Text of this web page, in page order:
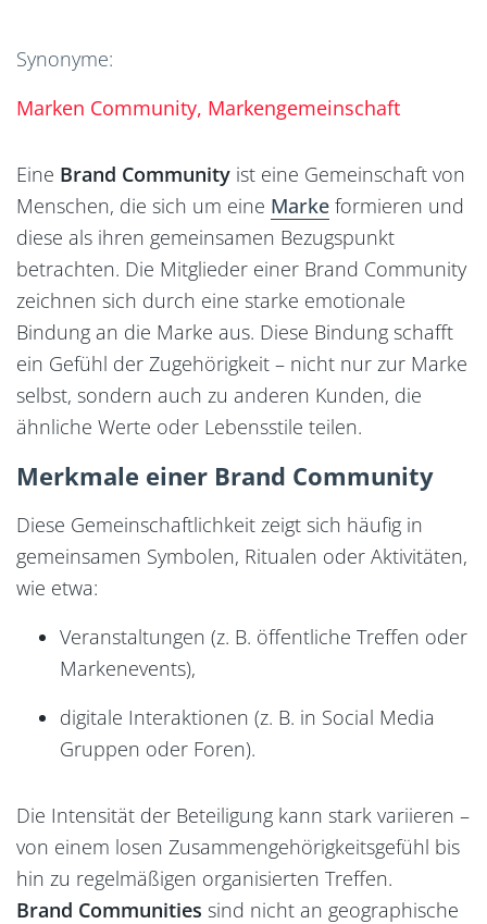
Markenanalyse
Marken-Glossar
Synonyme:
Marken Community, Markengemeinschaft
Eine Brand Community ist eine Gemeinschaft von
Menschen, die sich um eine Marke formieren und
diese als ihren gemeinsamen Bezugspunkt
betrachten. Die Mitglieder einer Brand Community
zeichnen sich durch eine starke emotionale
Bindung an die Marke aus. Diese Bindung schafft
ein Gefühl der Zugehörigkeit – nicht nur zur Marke
selbst, sondern auch zu anderen Kunden, die
ähnliche Werte oder Lebensstile teilen.
Merkmale einer Brand Community
Diese Gemeinschaftlichkeit zeigt sich häufig in
gemeinsamen Symbolen, Ritualen oder Aktivitäten,
wie etwa:
Veranstaltungen (z. B. öffentliche Treffen oder
Markenevents),
digitale Interaktionen (z. B. in Social Media
Gruppen oder Foren).
Die Intensität der Beteiligung kann stark variieren –
von einem losen Zusammengehörigkeitsgefühl bis
hin zu regelmäßigen organisierten Treffen.
Brand Communities sind nicht an geographische